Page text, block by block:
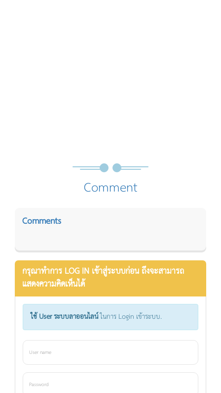
Comment
Comments
กรุณาทำการ LOG IN เข้าสู่ระบบก่อน ถึงจะสามารถ
แสดงความคิดเห็นได้
ใช้ User ระบบลาออนไลน์ในการ Login เข้าระบบ.